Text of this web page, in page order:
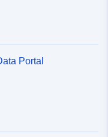
Portal